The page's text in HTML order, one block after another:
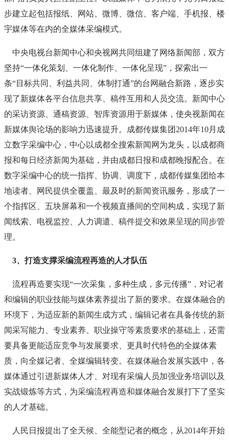
步建立起包括报纸、网站、微博、微信、客户端、手机报、楼
宇媒体等在内的全媒体采编模式。
中央电视台新闻中心和央视网共同组建了网络新闻部，双方
坚持“一体化策划、一体化制作、一体化呈现”，探索出一
条“目标共同、利益共同、体制打通”的台网融合新路，逐步实
现了新媒体各平台信息共享、稿件互用和人员交流。新闻中心
的采访资源、通稿资源、智库资源用于新媒体，使央视新闻在
新媒体舆论场的影响力迅速提升。成都传媒集团2014年10月成
立数字采编中心，中心以成都全搜索新闻网为龙头，以成都商
报和每日经济新闻为基础，并由成都日报和成都晚报配合。在
数字采编中心的统一指挥、协调、调度下，成都传媒集团给本
地读者、网民提供全覆盖、最及时的新闻资讯服务，形成了一
个指挥区、五块屏幕和一个视频直播间的空间构成，实现了新
闻线索、电视监控、人力调遣、稿件提交和效果呈现的同步管
理。
3、打造支撑采编流程再造的人才队伍
流程再造要实现“一次采集，多种生成，多元传播”，对记者
和编辑的职业技能与媒体素养提出了新的要求。在媒体融合的
环境下，为适应新的新闻生成方式，编辑记者在具备传统的新
闻采写能力、专业素养、职业操守等素质要求的基础上，还需
要具备更能适应竞争与发展要求、更具时代特色的全媒体素
质，向全媒记者、全媒编辑转变。在媒体融合发展实践中，各
媒体通过引进新媒体人才、对现有采编人员加强业务培训以及
实战锻炼等方式，为采编流程再造和媒体融合发展打下了坚实
的人才基础。
人民日报提出了全天候、全能型记者的概念，从2014年开始